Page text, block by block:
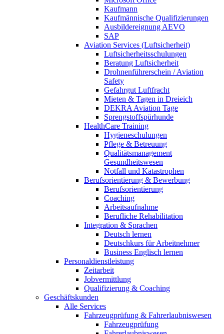
Kaufmann
Kaufmännische Qualifizierungen
Ausbildereignung AEVO
SAP
Aviation Services (Luftsicherheit)
Luftsicherheitsschulungen
Beratung Luftsicherheit
Drohnenführerschein / Aviation
Safety
Gefahrgut Luftfracht
Mieten & Tagen in Dreieich
DEKRA Aviation Tage
Sprengstoffspürhunde
HealthCare Training
Hygieneschulungen
Pflege & Betreuung
Qualitätsmanagement
Gesundheitswesen
Notfall und Katastrophen
Berufsorientierung & Bewerbung
Berufsorientierung
Coaching
Arbeitsaufnahme
Berufliche Rehabilitation
Integration & Sprachen
Deutsch lernen
Deutschkurs für Arbeitnehmer
Business Englisch lernen
Personaldienstleistung
Zeitarbeit
Jobvermittlung
Qualifizierung & Coaching
Geschäftskunden
Alle Services
Fahrzeugprüfung & Fahrerlaubniswesen
Fahrzeugprüfung